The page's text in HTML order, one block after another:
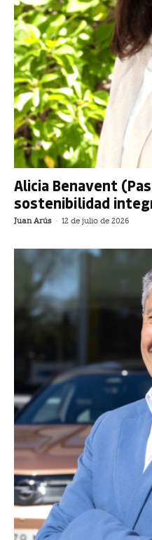
Alicia Benavent
sostenibilidad
Juan Arús - 12 de julio de 2026